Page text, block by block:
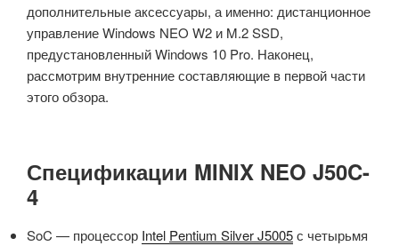
дополнительные аксессуары, а именно: дистанционное
управление Windows NEO W2 и M.2 SSD,
предустановленный Windows 10 Pro. Наконец,
рассмотрим внутренние составляющие в первой части
этого обзора.
Спецификации MINIX NEO J50C-
4
SoC — процессор Intel Pentium Silver J5005с четырьмя